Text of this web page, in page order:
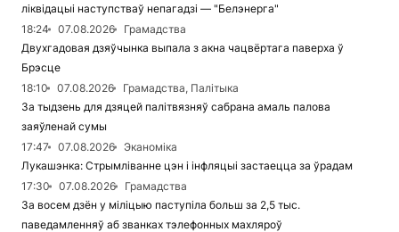
ліквідацыі наступстваў непагадзі — "Белэнерга"
18:24
07.08.2026
Грамадства
Двухгадовая дзяўчынка выпала з акна чацвёртага паверха ў
Брэсце
18:10
07.08.2026
Грамадства, Палітыка
За тыдзень для дзяцей палітвязняў сабрана амаль палова
заяўленай сумы
17:47
07.08.2026
Эканоміка
Лукашэнка: Стрымліванне цэн і інфляцыі застаецца за ўрадам
17:30
07.08.2026
Грамадства
За восем дзён у міліцыю паступіла больш за 2,5 тыс.
паведамленняў аб званках тэлефонных махляроў